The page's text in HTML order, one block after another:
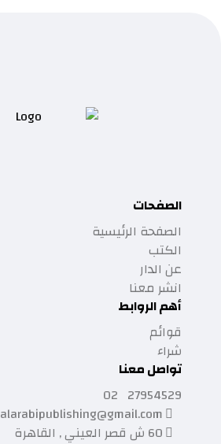
الصفحات
الصفحة الرئيسية
الكتب
عن الدار
انشر معنا
أهم الروابط
قوائم
شراء
تواصل معنا
27954529 02
alarabipublishing@gmail.com
60 ش قصر العيني , القاهرة